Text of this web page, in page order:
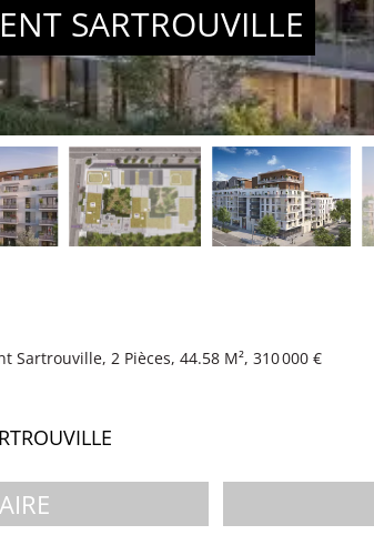
SARTROUVILLE
Sartrouville, 2 Pièces, 44.58 M², 310 000 €